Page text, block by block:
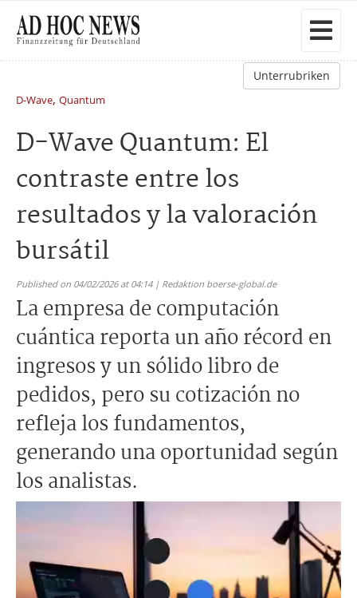
Unterrubriken
D-Wave, Quantum
D-Wave Quantum: El
contraste entre los
resultados y la valoración
bursátil
Published on 04/02/2026 at 04:14 | Redaktion boerse-global.de
La empresa de computación
cuántica reporta un año récord en
ingresos y un sólido libro de
pedidos, pero su cotización no
refleja los fundamentos,
generando una oportunidad según
los analistas.